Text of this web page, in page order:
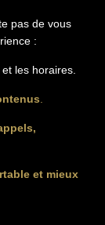
pas de vous
:
les horaires.
et mieux